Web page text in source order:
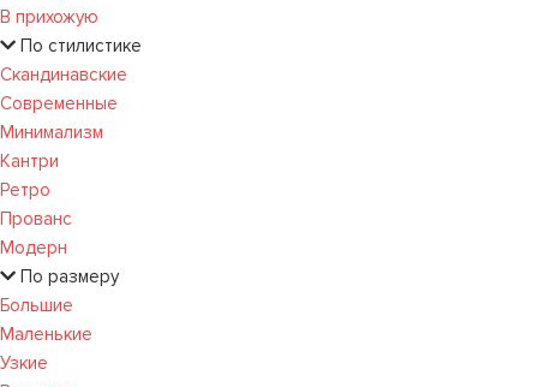
В прихожую
По стилистике
Скандинавские
Современные
Минимализм
Кантри
Ретро
Прованс
Модерн
По размеру
Большие
Маленькие
Узкие